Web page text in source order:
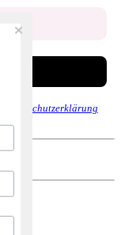
Datenschutzerklärung